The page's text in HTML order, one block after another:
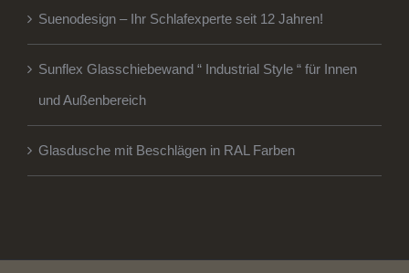
Suenodesign – Ihr Schlafexperte seit 12 Jahren!
Sunflex Glasschiebewand “ Industrial Style “ für Innen
und Außenbereich
Glasdusche mit Beschlägen in RAL Farben